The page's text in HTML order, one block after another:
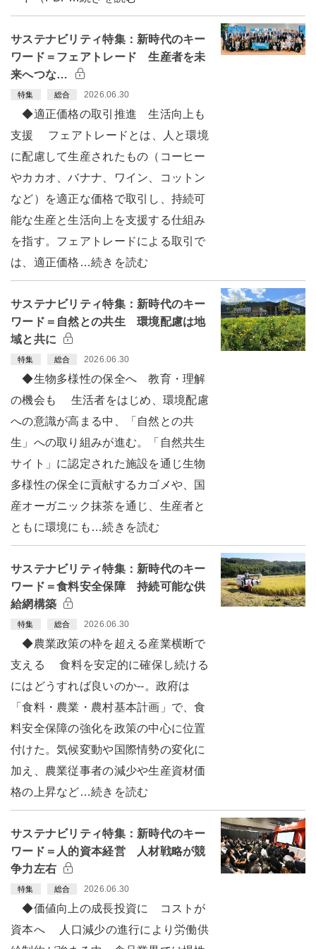
サステナビリティ特集：新時代のキー
ワード＝フェアトレード 生産者を未
来へつな…
特集 総合 2026.06.30
◆適正価格の取引推進 生活向上も
支援 フェアトレードとは、人と環境
に配慮して生産されたもの（コーヒー
やカカオ、バナナ、ワイン、コットン
など）を適正な価格で取引し、持続可
能な生産と生活向上を支援する仕組み
を指す。フェアトレードによる取引で
は、適正価格…続きを読む
サステナビリティ特集：新時代のキー
ワード＝自然との共生 環境配慮は地
域と共に
特集 総合 2026.06.30
◆生物多様性の保全へ 教育・理解
の機会も 生活者をはじめ、環境配慮
への意識が高まる中、「自然との共
生」への取り組みが進む。「自然共生
サイト」に認定された施設を通じ生物
多様性の保全に貢献するカゴメや、国
産オーガニック抹茶を通じ、生産者と
ともに環境にも…続きを読む
サステナビリティ特集：新時代のキー
ワード＝食料安全保障 持続可能な供
給網構築
特集 総合 2026.06.30
◆農業政策の枠を超える産業横断で
支える 食料を安定的に確保し続ける
にはどうすれば良いのか--。政府は
「食料・農業・農村基本計画」で、食
料安全保障の強化を政策の中心に位置
付けた。気候変動や国際情勢の変化に
加え、農業従事者の減少や生産資材価
格の上昇など…続きを読む
サステナビリティ特集：新時代のキー
ワード＝人的資本経営 人材戦略が競
争力左右
特集 総合 2026.06.30
◆価値向上の成長投資に コストが
資本へ 人口減少の進行により労働供